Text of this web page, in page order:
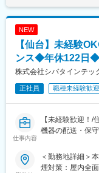
・医薬品、医療
合力を強みとし
意識し、安心・
大の目標として
ズに沿ったご提案
変更の範囲：会
・入社時の導入
OJTで営業先、
業目標がつかな
・メーカー営業
・医療福祉・科
ますので、商品
■同社の魅力：
も目安の金額で
月給(月額)は固
NEW
【仙台】未経験
ンス◆年休122日
株式会社シバタインテッ
正社員 職種未経験歓迎
仕事内容
【未経験歓迎！
機器の配送・保
■業務内容
東北地方で医療
＜勤務地詳細＞
煙対策：屋内全